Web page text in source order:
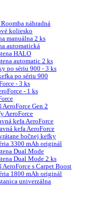
náhradná
koliesko
manuálna 2 ks
automatická
HALO
automatic 2 ks
po sériu 900 - 3 ks
po sériu 900
- 3 ks
- 1 ks
Gen 2
AeroForce
kefa AeroForce
kefa AeroForce
bočnej kefky
3300 mAh originál
Dual Mode
Dual Mode 2 ks
s Carpet Boost
1800 mAh originál
univerzálna